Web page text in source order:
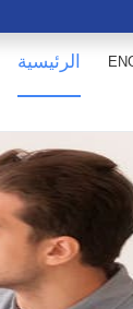
الرئيسية